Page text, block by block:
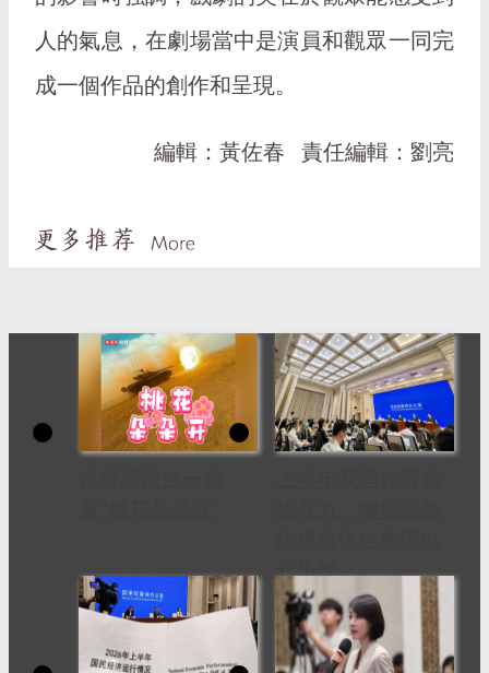
人的氣息，在劇場當中是演員和觀眾一同完
成一個作品的創作和呈現。
編輯：黃佐春 責任編輯：劉亮
新步伐